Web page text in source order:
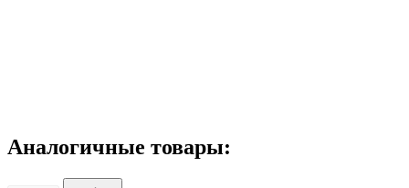
Аналогичные товары: